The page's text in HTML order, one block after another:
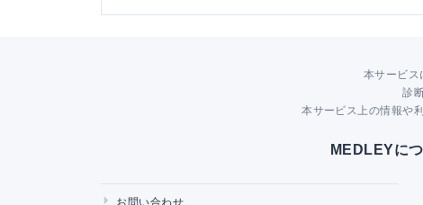
本サービス
診
本サービス上の情報や
MEDLEYに
お問い合わせ